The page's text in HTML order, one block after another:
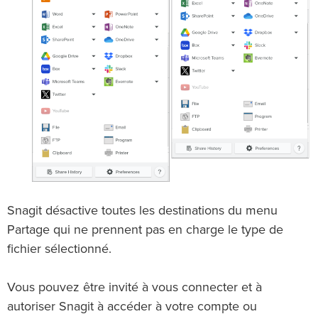
Snagit désactive toutes les destinations du menu
Partage qui ne prennent pas en charge le type de
fichier sélectionné.
Vous pouvez être invité à vous connecter et à
autoriser Snagit à accéder à votre compte ou